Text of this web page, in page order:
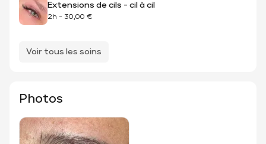
Extensions de cils - cil à cil
2h - 30,00 €
Voir tous les soins
Photos